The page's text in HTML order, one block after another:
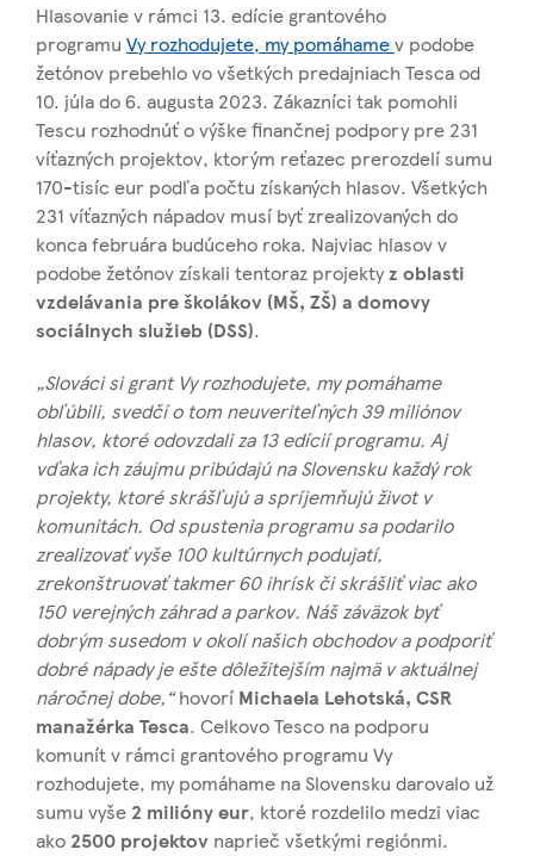
Hlasovanie v rámci 13. edície grantového
programu Vy rozhodujete, my pomáhamev podobe
žetónov prebehlo vo všetkých predajniach Tesca od
10. júla do 6. augusta 2023. Zákazníci tak pomohli
Tescu rozhodnúť o výške finančnej podpory pre 231
víťazných projektov, ktorým reťazec prerozdelí sumu
170-tisíc eur podľa počtu získaných hlasov. Všetkých
231 víťazných nápadov musí byť zrealizovaných do
konca februára budúceho roka. Najviac hlasov v
podobe žetónov získali tentoraz projektyz oblasti
vzdelávania pre školákov (MŠ, ZŠ) a domovy
sociálnych služieb (DSS).
„Slováci si grant Vy rozhodujete, my pomáhame
obľúbili, svedčí o tom neuveriteľných 39 miliónov
hlasov, ktoré odovzdali za 13 edícií programu. Aj
vďaka ich záujmu pribúdajú na Slovensku každý rok
projekty, ktoré skrášľujú a spríjemňujú život v
komunitách. Od spustenia programu sa podarilo
zrealizovať vyše 100 kultúrnych podujatí,
zrekonštruovať takmer 60 ihrísk či skrášliť viac ako
150 verejných záhrad a parkov. Náš záväzok byť
dobrým susedom v okolí našich obchodov a podporiť
dobré nápady je ešte dôležitejším najmä v aktuálnej
náročnej dobe,“hovorí Michaela Lehotská, CSR
manažérka Tesca. Celkovo Tesco na podporu
komunít v rámci grantového programu Vy
rozhodujete, my pomáhame na Slovensku darovalo už
sumu vyše 2 milióny eur, ktoré rozdelilo medzi viac
ako 2500 projektov naprieč všetkými regiónmi.